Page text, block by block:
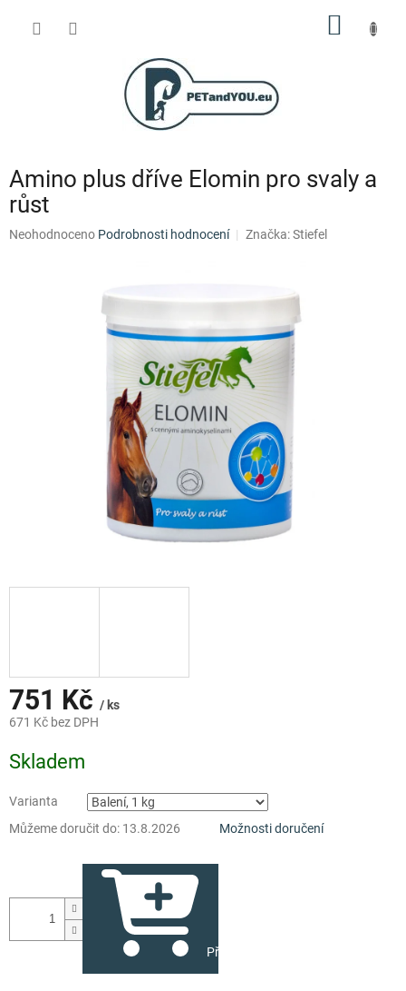
Amino plus dříve Elomin pro svaly a
růst
Průměrné
Neohodnoceno Podrobnosti hodnocení Značka:Stiefel
751 Kč / ks
671 Kč bez DPH
cena:
Skladem
Varianta
Můžeme doručit do: 13.8.2026 Možnosti doručení
Přidat do košíku